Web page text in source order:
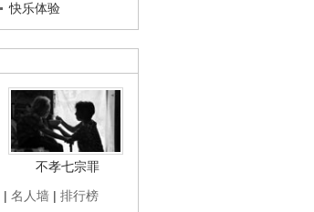
快乐体验
不孝七宗罪
| 名人墙 | 排行榜